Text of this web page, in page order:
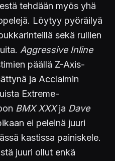
tehdään myös yhä
Löytyy pyöräilyä
sekä rullien
Aggressive Inline
päällä Z-Axis-
ja Acclaimin
Extreme-
BMX XXXja Dave
ei peleinä juuri
kastissa painiskele.
juuri ollut enkä